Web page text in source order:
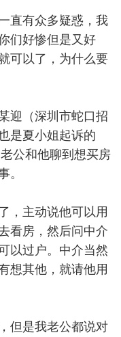
直有众多疑惑，我
们好惨但是又好
可以了，为什么要
迎（深圳市蛇口招
是夏小姐起诉的
公和他聊到想买房
。
，主动说他可以用
看房，然后问中介
以过户。中介当然
想其他，就请他用
但是我老公都说对